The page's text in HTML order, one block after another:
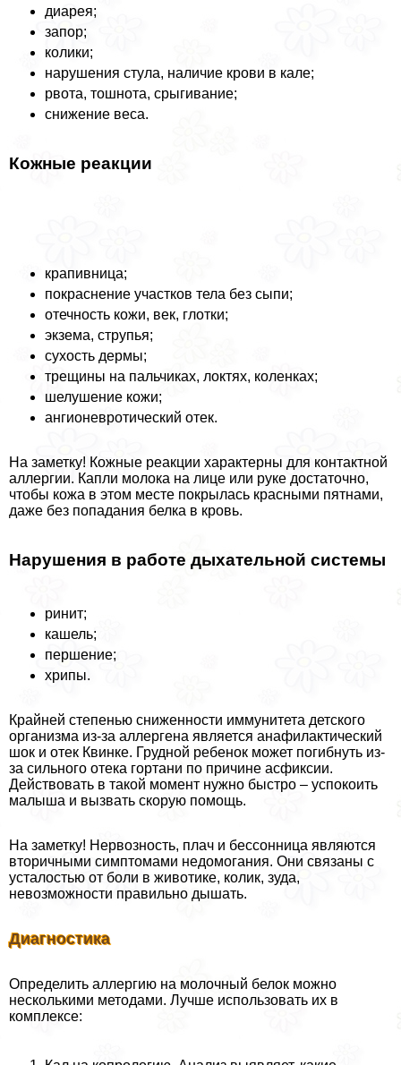
диарея;
запор;
колики;
нарушения стула, наличие крови в кале;
рвота, тошнота, срыгивание;
снижение веса.
Кожные реакции
крапивница;
покраснение участков тела без сыпи;
отечность кожи, век, глотки;
экзема, струпья;
сухость дермы;
трещины на пальчиках, локтях, коленках;
шелушение кожи;
ангионевротический отек.
На заметку! Кожные реакции хаpaктерны для контактной
аллергии. Капли молока на лице или руке достаточно,
чтобы кожа в этом месте покрылась красными пятнами,
даже без попадания белка в кровь.
Нарушения в работе дыхательной системы
ринит;
кашель;
першение;
хрипы.
Крайней степенью сниженности иммунитета детского
организма из-за аллергена является анафилактический
шок и отек Квинке. Грудной ребенок может погибнуть из-
за сильного отека гортани по причине асфиксии.
Действовать в такой момент нужно быстро – успокоить
малыша и вызвать скорую помощь.
На заметку! Нервозность, плач и бессонница являются
вторичными симптомами недомогания. Они связаны с
усталостью от боли в животике, колик, зуда,
невозможности правильно дышать.
Диагностика
Определить аллергию на молочный белок можно
несколькими методами. Лучше использовать их в
комплексе: